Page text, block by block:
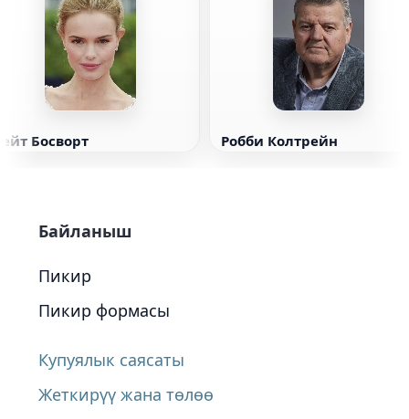
Босворт Робби Колтрейн
Байланыш
Пикир
Пикир формасы
Купуялык саясаты
Жеткирүү жана төлөө